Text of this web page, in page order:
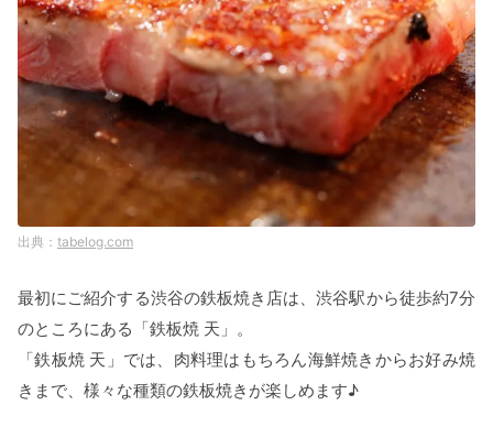
tabelog.com
最初にご紹介する渋谷の鉄板焼き店は、渋谷駅から徒歩約7分
のところにある「鉄板焼 天」。
「鉄板焼 天」では、肉料理はもちろん海鮮焼きからお好み焼
きまで、様々な種類の鉄板焼きが楽しめます♪